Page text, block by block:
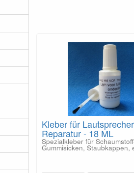
Kleber für Lautsprecher
Reparatur - 18 ML
Spezialkleber für
Gummisicken, Staubkappen,